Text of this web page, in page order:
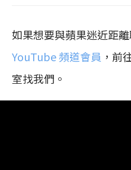
如果想要與蘋果迷近距
YouTube 頻道會員 ，前
室找我們。